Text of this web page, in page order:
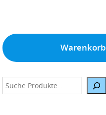
Warenkorb
Suche